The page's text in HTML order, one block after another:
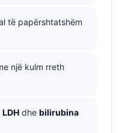
të papërshtatshëm
një kulm rreth
LDH dhe bilirubina